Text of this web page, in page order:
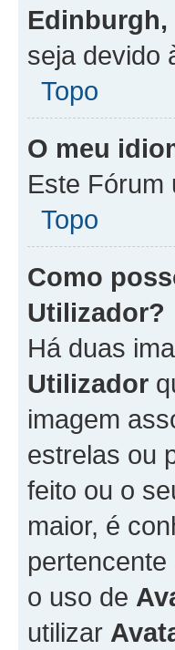
Edinburgh,
seja devido
Topo
O meu
Este Fórum
Topo
Como
Utilizador?
Há duas
Utilizador
imagem
estrelas ou
feito ou o
maior, é
pertencente
o uso de
utilizar